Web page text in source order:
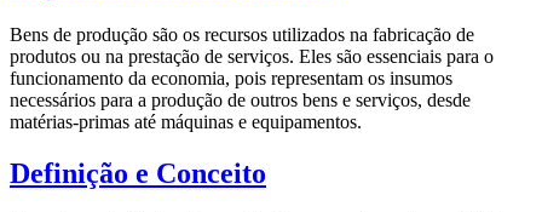
Bens de produção são os recursos utilizados na fabricação de
produtos ou na prestação de serviços. Eles são essenciais para o
funcionamento da economia, pois representam os insumos
necessários para a produção de outros bens e serviços, desde
matérias-primas até máquinas e equipamentos.
Definição e Conceito